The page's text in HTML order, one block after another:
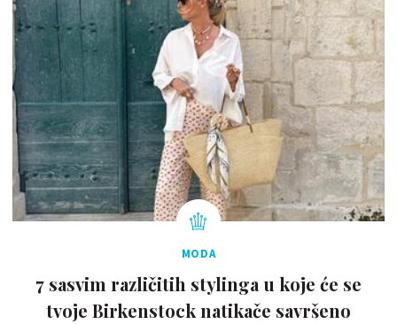
MODA
7 sasvim različitih stylinga u koje će se
tvoje Birkenstock natikače savršeno